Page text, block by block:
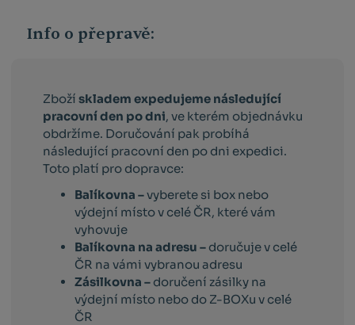
Info o přepravě:
Zbožískladem expedujeme následující
pracovní den po dni, ve kterém objednávku
obdržíme. Doručování pak probíhá
následující pracovní den po dni expedici.
Toto platí pro dopravce:
Balíkovna –vyberete si box nebo
výdejní místo v celé ČR, které vám
vyhovuje
Balíkovna na adresu – doručuje v celé
ČR na vámi vybranou adresu
Zásilkovna – doručení zásilky na
výdejní místo nebo do Z-BOXu v celé
ČR